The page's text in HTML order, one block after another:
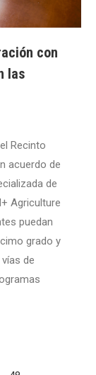
con
las
Recinto
acuerdo de
de
Agriculture
puedan
grado y
de